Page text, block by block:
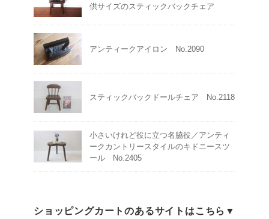
供サイズのスティックバックチェア
アンティークアイロン No.2090
スティックバックドールチェア No.2118
小さいけれど役に立つ名脇役／アンティ
ークカントリースタイルのキドニースツ
ール No.2405
ショッピングカートのあるサイトはこちら▼